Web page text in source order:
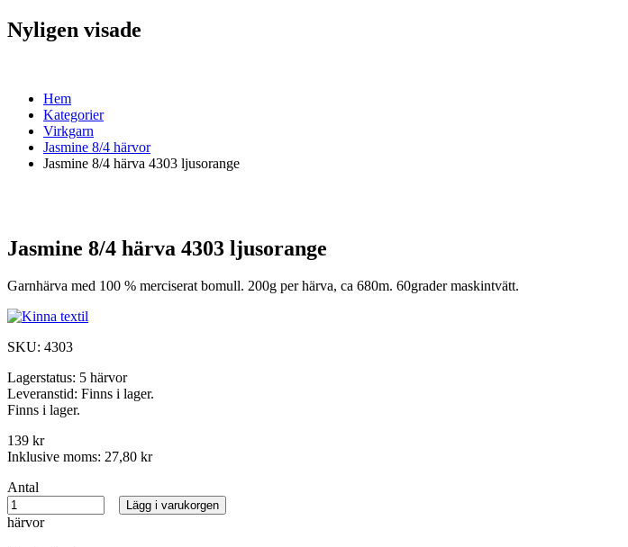
Nyligen visade
Hem
Kategorier
Virkgarn
Jasmine 8/4 härvor
Jasmine 8/4 härva 4303 ljusorange
Jasmine 8/4 härva 4303 ljusorange
Garnhärva med 100 % merciserat bomull. 200g per härva, ca 680m. 60grader maskintvätt.
SKU: 4303
Lagerstatus: 5 härvor
Leveranstid: Finns i lager.
Finns i lager.
139 kr
Inklusive moms: 27,80 kr
Antal
härvor
Lägg i varukorgen